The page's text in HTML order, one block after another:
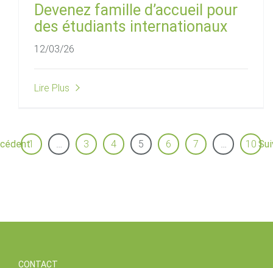
Devenez famille d’accueil pour
des étudiants internationaux
12/03/26
Lire Plus
1 3 4 5 6 7 10
CONTACT